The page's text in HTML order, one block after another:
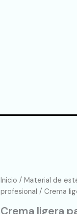
Inicio / Material de
profesional / Crema
Crema ligera
Crema
ligera
masajes